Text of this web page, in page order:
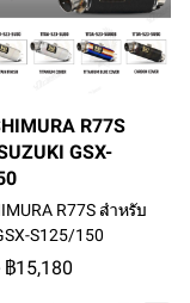
R77S
GSX-
R77S สำหรับ
S125/150
฿15,180